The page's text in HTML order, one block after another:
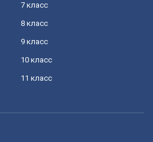
7 класс
8 класс
9 класс
10 класс
11 класс